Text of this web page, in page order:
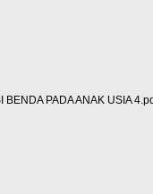
PADA ANAK USIA